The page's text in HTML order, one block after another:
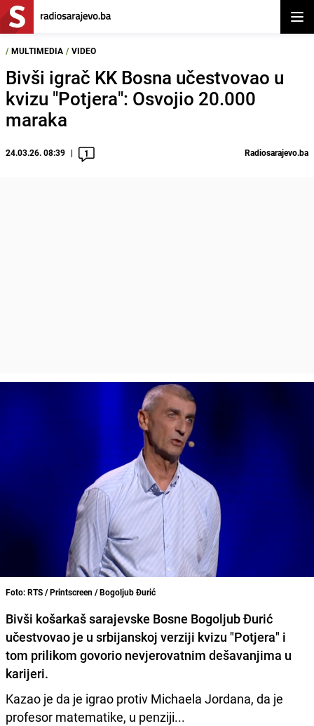
/ MULTIMEDIA / VIDEO
Bivši igrač KK Bosna učestvovao u
kvizu "Potjera": Osvojio 20.000
maraka
24.03.26. 08:39 1 Radiosarajevo.ba
Foto: RTS / Printscreen / Bogoljub Đurić
Bivši košarkaš sarajevske Bosne Bogoljub Đurić
učestvovao je u srbijanskoj verziji kvizu "Potjera" i
tom prilikom govorio nevjerovatnim dešavanjima u
karijeri.
Kazao je da je igrao protiv Michaela Jordana, da je
profesor matematike, u penziji...